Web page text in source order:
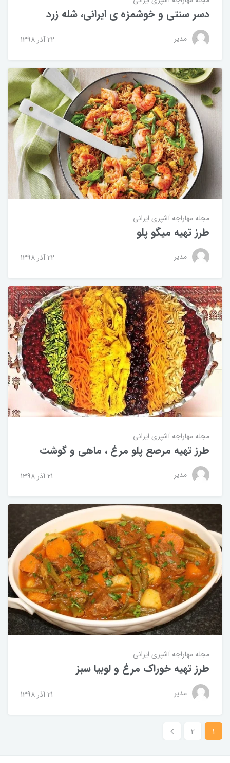
دسر سنتی و خوشمزه ی ایرانی، شله زرد
مدیر 22 آذر 1398
مجله مهاراجهآشپزی ایرانی
طرز تهیه میگو پلو
مدیر 22 آذر 1398
مجله مهاراجهآشپزی ایرانی
طرز تهیه مرصع پلو مرغ ، ماهی و گوشت
مدیر 21 آذر 1398
مجله مهاراجهآشپزی ایرانی
طرز تهیه خوراک مرغ و لوبیا سبز
مدیر 21 آذر 1398
1
2